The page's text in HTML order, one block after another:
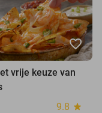
favorite_border
vrije keuze van
9.8 star